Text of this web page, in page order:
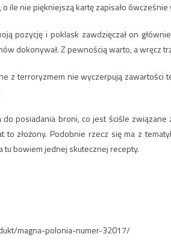
ile nie piękniejszą kartę zapisało
pozycję i poklask zawdzięczał on
dokonywał. Z pewnością warto, a wręcz
z terroryzmem nie wyczerpują zawartości
posiadania broni, co jest ściśle
złożony. Podobnie rzecz się ma z
tu bowiem jednej skutecznej recepty.
magna-polonia-numer-32017/